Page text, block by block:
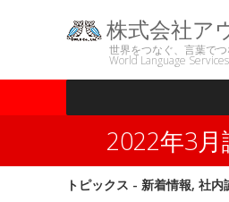
株式会社ア
世界をつなぐ、言葉で
World Language
2022年3
トピックス - 新着情報, 社内